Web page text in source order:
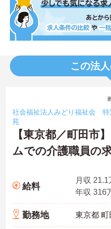
この法
社会福祉法人みどり福祉会 特
苑
【東京都／町田市
ムでの介護職員の
給料
勤務地